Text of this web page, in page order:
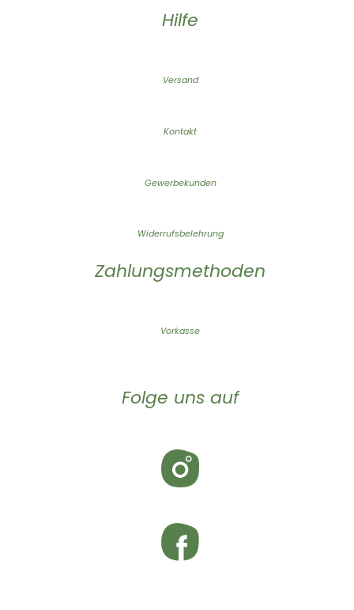
Hilfe
Versand
Kontakt
Gewerbekunden
Widerrufsbelehrung
Zahlungsmethoden
Vorkasse
Folge uns auf